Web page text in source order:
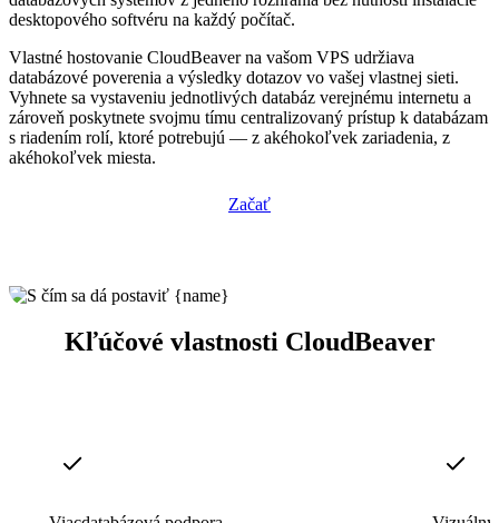
desktopového softvéru na každý počítač.
Vlastné hostovanie CloudBeaver na vašom VPS udržiava
databázové poverenia a výsledky dotazov vo vašej vlastnej sieti.
Vyhnete sa vystaveniu jednotlivých databáz verejnému internetu a
zároveň poskytnete svojmu tímu centralizovaný prístup k databázam
s riadením rolí, ktoré potrebujú — z akéhokoľvek zariadenia, z
akéhokoľvek miesta.
Začať
Kľúčové vlastnosti CloudBeaver